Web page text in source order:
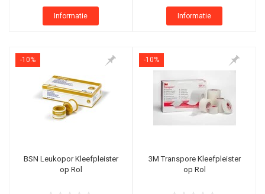
Informatie Informatie
-10%
BSN Leukopor Kleefpleister
op Rol
-10%
3M Transpore Kleefpleister
op Rol